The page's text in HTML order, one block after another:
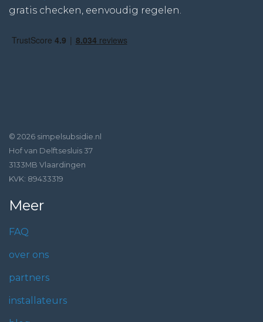
gratis checken, eenvoudig regelen.
© 2026 simpelsubsidie.nl
Hof van Delftsesluis 37
3133MB Vlaardingen
KVK: 89433319
Meer
FAQ
over ons
partners
installateurs